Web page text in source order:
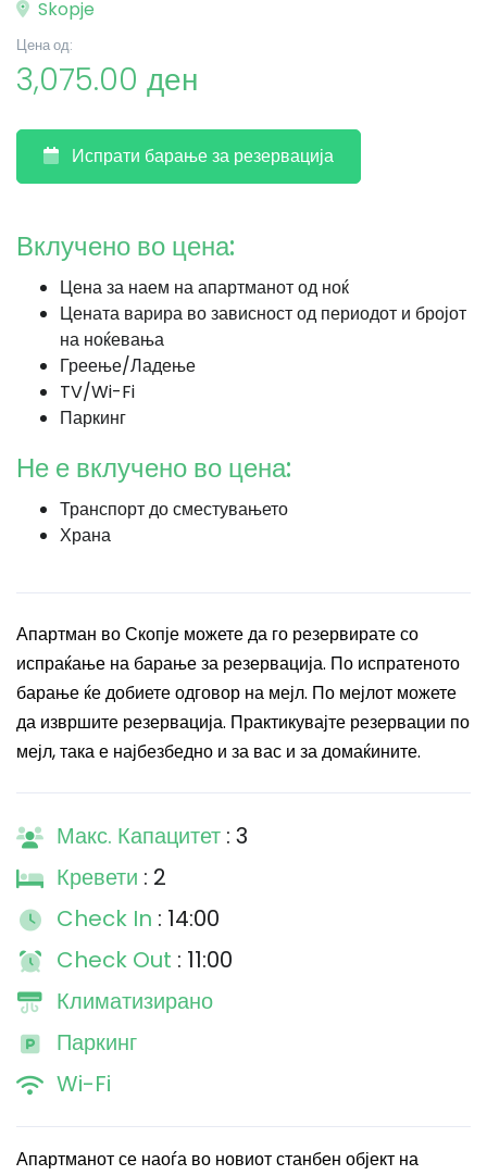
Skopje
Цена од:
3,075.00 ден
Испрати барање за резервација
Вклучено во цена:
Цена за наем на апартманот од ноќ
Цената варира во зависност од периодот и бројот
на ноќевања
Греење/Ладење
TV/Wi-Fi
Паркинг
Не е вклучено во цена:
Транспорт до сместувањето
Храна
Апартман во Скопје можете да го резервирате со
испраќање на барање за резервација. По испратеното
барање ќе добиете одговор на мејл. По мејлот можете
да извршите резервација. Практикувајте резервации по
мејл, така е најбезбедно и за вас и за домаќините.
Макс. Капацитет : 3
Кревети : 2
Check In : 14:00
Check Out : 11:00
Климатизирано
Паркинг
Wi-Fi
Апартманот се наоѓа во новиот станбен објект на